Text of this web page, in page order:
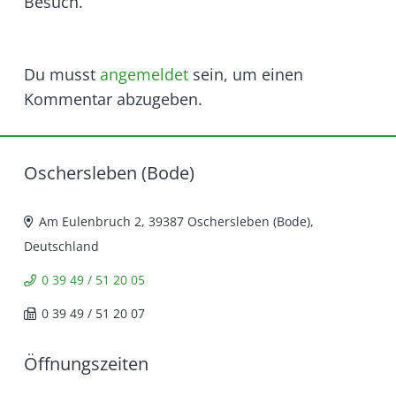
Du musst angemeldet sein, um einen
Kommentar abzugeben.
Oschersleben (Bode)
Am Eulenbruch 2, 39387 Oschersleben (Bode),
Deutschland
0 39 49 / 51 20 05
0 39 49 / 51 20 07
Öffnungszeiten